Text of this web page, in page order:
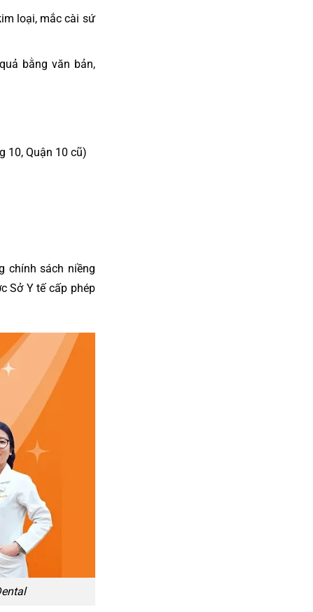
loại, mắc cài sứ
bằng văn bản,
10, Quận 10 cũ)
chính sách niềng
Sở Y tế cấp phép